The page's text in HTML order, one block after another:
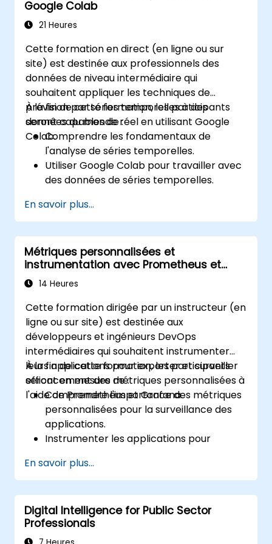
Google Colab
21 Heures
Cette formation en direct (en ligne ou sur
site) est destinée aux professionnels des
données de niveau intermédiaire qui
souhaitent appliquer les techniques de
prévision par séries temporelles à des
données du monde réel en utilisant Google
Colab.
À la fin de cette formation, les participants
seront capables de :
Comprendre les fondamentaux de
l'analyse de séries temporelles.
Utiliser Google Colab pour travailler avec
des données de séries temporelles.
prévoir les tendances des données.
Utiliser la bibliothèque Prophet de
Facebook pour une prévision flexible.
Visualiser les données et les résultats de
prévision des séries temporelles.
En savoir plus...
Métriques personnalisées et
instrumentation avec Prometheus et
Grafana
14 Heures
Cette formation dirigée par un instructeur (en
ligne ou sur site) est destinée aux
développeurs et ingénieurs DevOps
intermédiaires qui souhaitent instrumenter
leurs applications pour exporter et surveiller
efficacement des métriques personnalisées à
l'aide de Prometheus et Grafana.
À la fin de cette formation, les participants
seront en mesure de :
Comprendre l'importance des métriques
personnalisées pour la surveillance des
applications.
Instrumenter les applications pour
pour Prometheus.
Créer et configurer des tableaux de bord
dans Grafana pour visualiser les
métriques personnalisées.
Appliquer les bonnes pratiques pour
intégrer la surveillance dans le cycle de
En savoir plus...
Digital Intelligence for Public Sector
Professionals